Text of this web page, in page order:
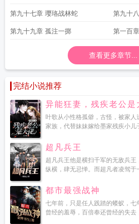
第九十七章 璎珞战林蛇 第九十
第九十九章 孤注一掷 第一百
查看更多章节...
完结小说推荐
异能狂妻，残疾老公是
叶歌从小性格孤僻，古怪，被家
家族，代替妹妹嫁给墨家残疾小儿
超凡兵王
超凡兵王他是横扫千军的无敌兵
纵横，肆无忌惮。而超凡者凌驾于
都市最强战神
七年前，只是任人践踏的蝼蚁，七
曾经的羞辱，百倍奉还曾经的失